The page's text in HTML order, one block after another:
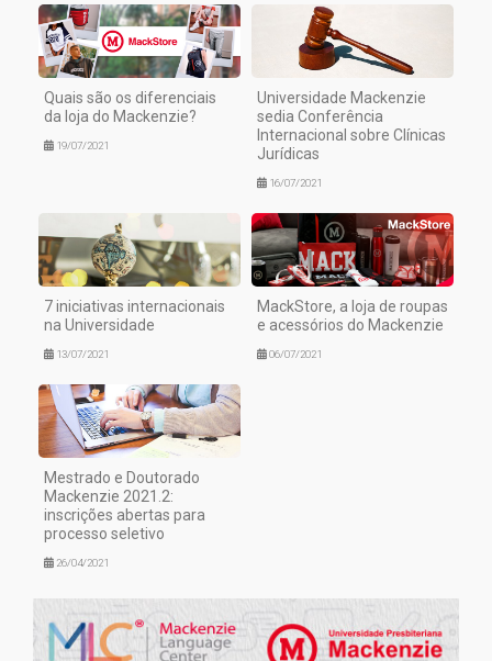
Quais são os diferenciais
da loja do Mackenzie?
19/07/2021
Universidade Mackenzie
sedia Conferência
Internacional sobre Clínicas
Jurídicas
16/07/2021
7 iniciativas internacionais
na Universidade
13/07/2021
MackStore, a loja de roupas
e acessórios do Mackenzie
06/07/2021
Mestrado e Doutorado
Mackenzie 2021.2:
inscrições abertas para
processo seletivo
26/04/2021